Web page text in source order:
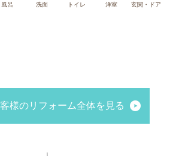
風呂 洗面 トイレ 洋室 玄関・ドア
様のリフォーム全体を見る